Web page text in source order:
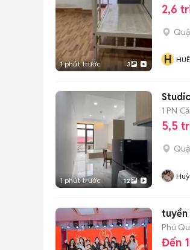
1 phút trước 3
2,6
H HUÊ
1 phút trước 12
1 PN
5,5
tuyển
Phú
Đến